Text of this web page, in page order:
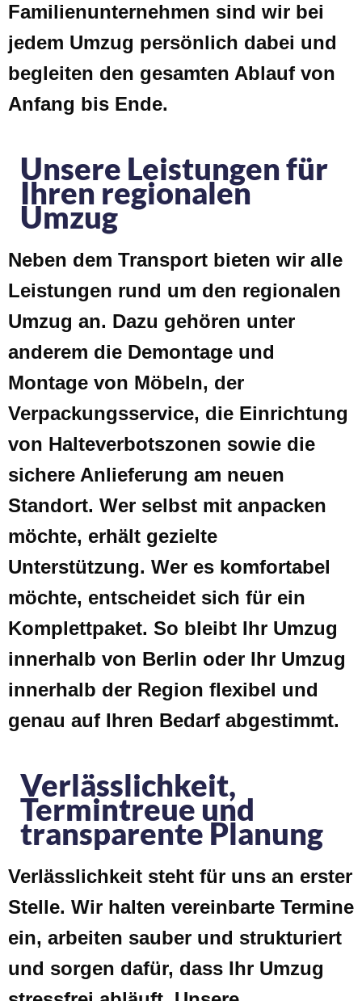
Familienunternehmen sind wir bei
jedem Umzug persönlich dabei und
begleiten den gesamten Ablauf von
Anfang bis Ende.
Unsere Leistungen für
Ihren regionalen
Umzug
Neben dem Transport bieten wir alle
Leistungen rund um den regionalen
Umzug an. Dazu gehören unter
anderem die Demontage und
Montage von Möbeln, der
Verpackungsservice, die Einrichtung
von Halteverbotszonen sowie die
sichere Anlieferung am neuen
Standort. Wer selbst mit anpacken
möchte, erhält gezielte
Unterstützung. Wer es komfortabel
möchte, entscheidet sich für ein
Komplettpaket. So bleibt Ihr Umzug
innerhalb von Berlin oder Ihr Umzug
innerhalb der Region flexibel und
genau auf Ihren Bedarf abgestimmt.
Verlässlichkeit,
Termintreue und
transparente Planung
Verlässlichkeit steht für uns an erster
Stelle. Wir halten vereinbarte Termine
ein, arbeiten sauber und strukturiert
und sorgen dafür, dass Ihr Umzug